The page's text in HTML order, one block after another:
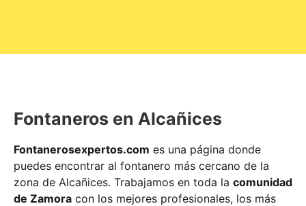
Fontaneros en Alcañices
Fontanerosexpertos.com es una página donde
puedes encontrar al fontanero más cercano de la
zona de Alcañices. Trabajamos en toda la comunidad
de Zamora con los mejores profesionales, los más